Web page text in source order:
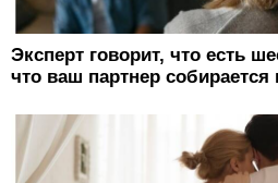
Эксперт говорит, что есть
что ваш партнер собирается